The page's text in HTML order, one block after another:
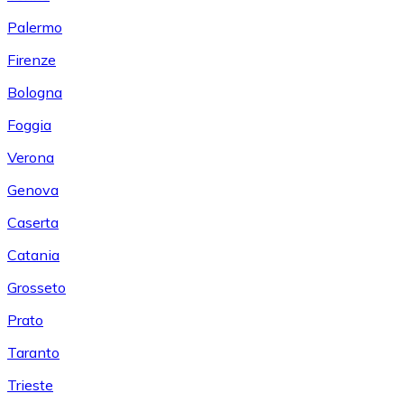
Palermo
Firenze
Bologna
Foggia
Verona
Genova
Caserta
Catania
Grosseto
Prato
Taranto
Trieste